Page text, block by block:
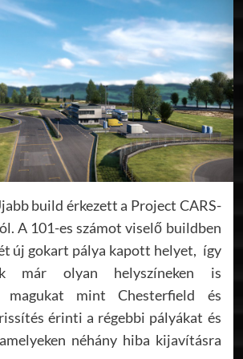
build érkezett a Project CARS-
A 101-es számot viselő buildben
új gokart pálya kapott helyet, így
már olyan helyszíneken is
magukat mint Chesterfield és
érinti a régebbi pályákat és
néhány hiba kijavításra